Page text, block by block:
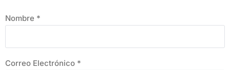
Nombre *
Correo Electrónico *